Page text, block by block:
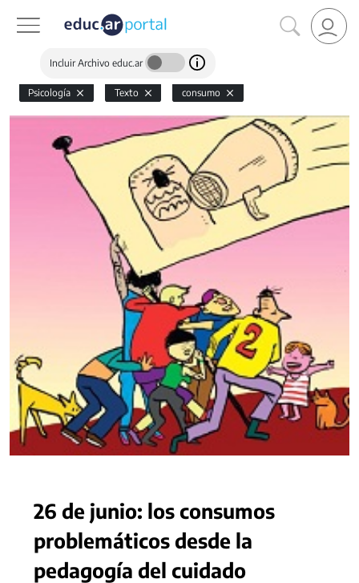
Incluir Archivo educ.ar
Psicología Texto consumo
26 de junio: los consumos
problemáticos desde la
pedagogía del cuidado